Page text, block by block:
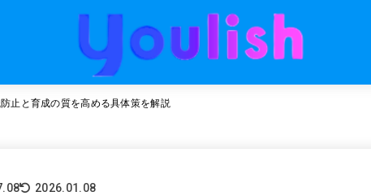
止と育成の質を高める具体策を解説
2026.01.08